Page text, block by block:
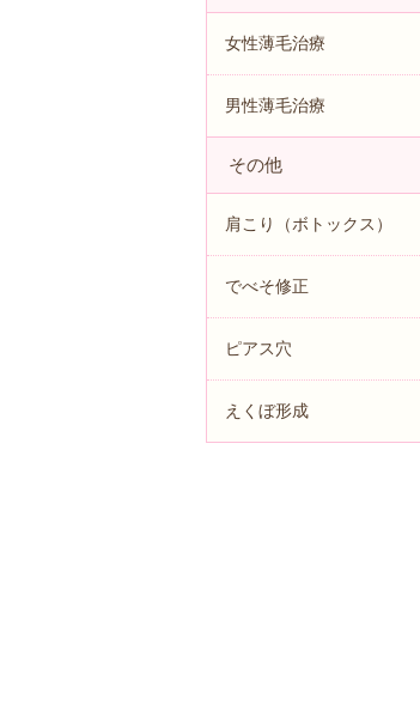
女性薄毛治療
男性薄毛治療
その他
肩こり（ボトックス）
でべそ修正
ピアス穴
えくぼ形成